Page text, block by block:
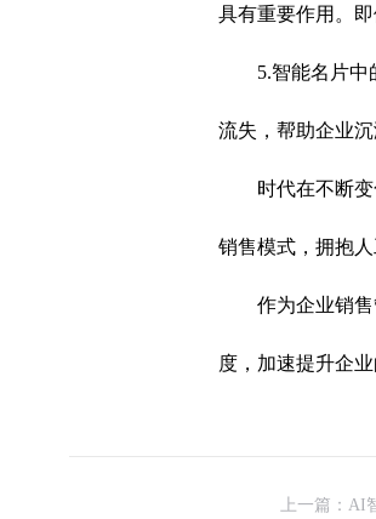
具有重要作用。
5.智能名片
流失，帮助企业沉
时代在不断
销售模式，拥抱
作为企业销
度，加速提升企业
上一篇：AI